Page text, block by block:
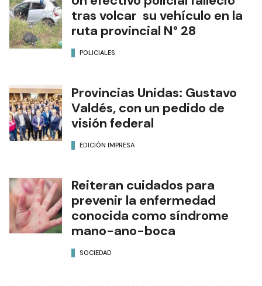
tras volcar su vehículo en la
ruta provincial N° 28
POLICIALES
Provincias Unidas: Gustavo
Valdés, con un pedido de
visión federal
EDICIÓN IMPRESA
Reiteran cuidados para
prevenir la enfermedad
conocida como síndrome
mano-ano-boca
SOCIEDAD